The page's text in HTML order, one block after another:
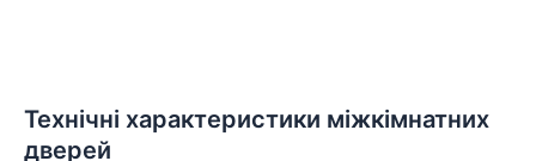
Технічні характеристики міжкімнатних
дверей